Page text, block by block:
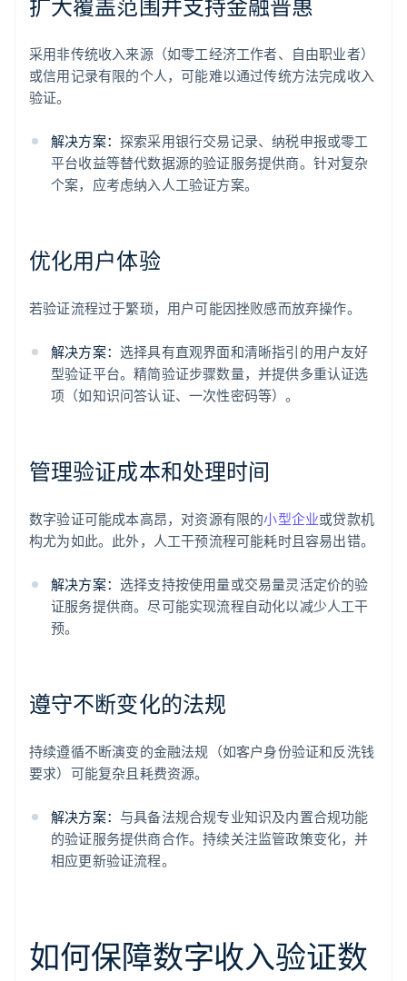
扩大覆盖范围并支持金融普惠
采用非传统收入来源（如零工经济工作者、自由职业者）
或信用记录有限的个人，可能难以通过传统方法完成收入
验证。
解决方案： 探索采用银行交易记录、纳税申报或零工
平台收益等替代数据源的验证服务提供商。针对复杂
个案，应考虑纳入人工验证方案。
优化用户体验
若验证流程过于繁琐，用户可能因挫败感而放弃操作。
解决方案： 选择具有直观界面和清晰指引的用户友好
型验证平台。精简验证步骤数量，并提供多重认证选
项（如知识问答认证、一次性密码等）。
管理验证成本和处理时间
数字验证可能成本高昂，对资源有限的小型企业或贷款机
构尤为如此。此外，人工干预流程可能耗时且容易出错。
解决方案： 选择支持按使用量或交易量灵活定价的验
证服务提供商。尽可能实现流程自动化以减少人工干
预。
遵守不断变化的法规
持续遵循不断演变的金融法规（如客户身份验证和反洗钱
要求）可能复杂且耗费资源。
解决方案： 与具备法规合规专业知识及内置合规功能
的验证服务提供商合作。持续关注监管政策变化，并
相应更新验证流程。
如何保障数字收入验证数